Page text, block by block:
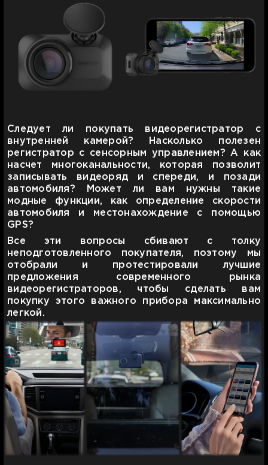
Следует ли покупать видеорегистратор с
внутренней камерой? Насколько полезен
регистратор с сенсорным управлением? А как
насчет многоканальности, которая позволит
записывать видеоряд и спереди, и позади
автомобиля? Может ли вам нужны такие
модные функции, как определение скорости
автомобиля и местонахождение с помощью
GPS?
Все эти вопросы сбивают с толку
неподготовленного покупателя, поэтому мы
отобрали и протестировали лучшие
предложения современного рынка
видеорегистраторов, чтобы сделать вам
покупку этого важного прибора максимально
легкой.